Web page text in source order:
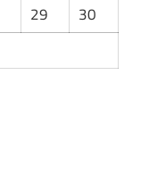
29
30